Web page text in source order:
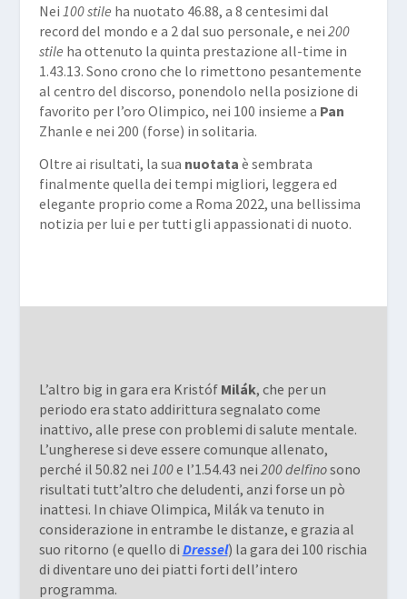
Nei 100 stile ha nuotato 46.88, a 8 centesimi dal
record del mondo e a 2 dal suo personale, e nei 200
stile ha ottenuto la quinta prestazione all-time in
1.43.13. Sono crono che lo rimettono pesantemente
al centro del discorso, ponendolo nella posizione di
favorito per l’oro Olimpico, nei 100 insieme a Pan
Zhanle e nei 200 (forse) in solitaria.
Oltre ai risultati, la sua nuotata è sembrata
finalmente quella dei tempi migliori, leggera ed
elegante proprio come a Roma 2022, una bellissima
notizia per lui e per tutti gli appassionati di nuoto.
L’altro big in gara era Kristóf Milák, che per un
periodo era stato addirittura segnalato come
inattivo, alle prese con problemi di salute mentale.
L’ungherese si deve essere comunque allenato,
perché il 50.82 nei 100e l’1.54.43 nei 200 delfinosono
risultati tutt’altro che deludenti, anzi forse un pò
inattesi. In chiave Olimpica, Milák va tenuto in
considerazione in entrambe le distanze, e grazia al
suo ritorno (e quello di Dressel) la gara dei 100 rischia
di diventare uno dei piatti forti dell’intero
programma.